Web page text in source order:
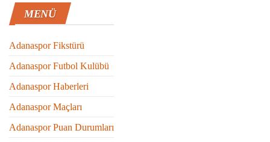
MENÜ
Adanaspor Fikstürü
Adanaspor Futbol Kulübü
Adanaspor Haberleri
Adanaspor Maçları
Adanaspor Puan Durumları